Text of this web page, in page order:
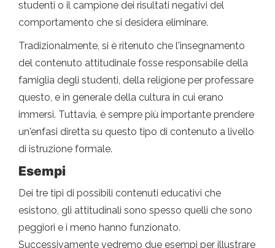
studenti o il campione dei risultati negativi del
comportamento che si desidera eliminare.
Tradizionalmente, si è ritenuto che l'insegnamento
del contenuto attitudinale fosse responsabile della
famiglia degli studenti, della religione per professare
questo, e in generale della cultura in cui erano
immersi. Tuttavia, è sempre più importante prendere
un'enfasi diretta su questo tipo di contenuto a livello
di istruzione formale.
Esempi
Dei tre tipi di possibili contenuti educativi che
esistono, gli attitudinali sono spesso quelli che sono
peggiori e i meno hanno funzionato.
Successivamente vedremo due esempi per illustrare